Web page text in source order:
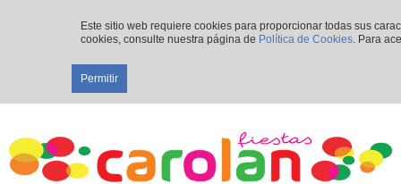
Este sitio web requiere cookies para proporcionar todas sus
cookies, consulte nuestra página de Política de Cookies. Para
Permitir